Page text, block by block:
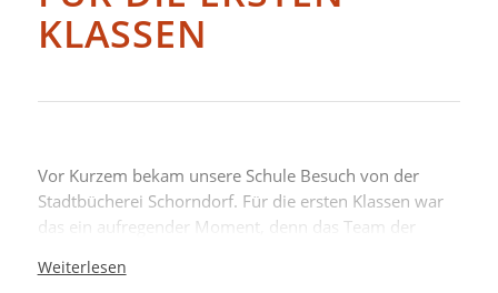
KLASSEN
Vor Kurzem bekam unsere Schule Besuch von der
Stadtbücherei Schorndorf. Für die ersten Klassen war
das ein aufregender Moment, denn das Team der
vorbereitet.
Weiterlesen